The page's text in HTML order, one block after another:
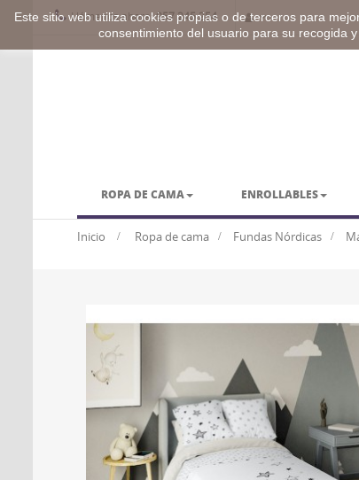
Llámenos ahora:957 245 254
ROPA DE CAMA ENROLLABLES
BARRAS Y ACCESORIOS VESTUARIO
Inicio > Ropa de cama > Fundas Nórdicas >
Este sitio web utiliza cookies propias o de terceros para
consentimiento del usuario para su recogida